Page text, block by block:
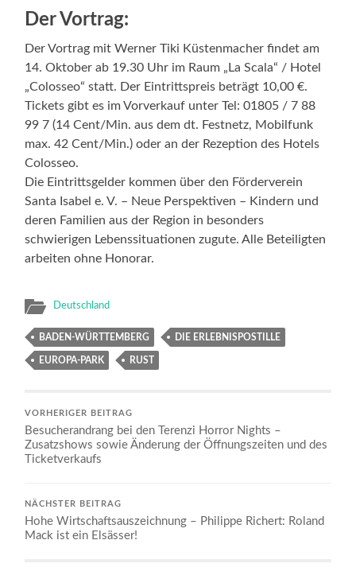
Der Vortrag:
Der Vortrag mit Werner Tiki Küstenmacher findet am
14. Oktober ab 19.30 Uhr im Raum „La Scala“ / Hotel
„Colosseo“ statt. Der Eintrittspreis beträgt 10,00 €.
Tickets gibt es im Vorverkauf unter Tel: 01805 / 7 88
99 7 (14 Cent/Min. aus dem dt. Festnetz, Mobilfunk
max. 42 Cent/Min.) oder an der Rezeption des Hotels
Colosseo.
Die Eintrittsgelder kommen über den Förderverein
Santa Isabel e. V. – Neue Perspektiven – Kindern und
deren Familien aus der Region in besonders
schwierigen Lebenssituationen zugute. Alle Beteiligten
arbeiten ohne Honorar.
Deutschland
BADEN-WÜRTTEMBERG DIE ERLEBNISPOSTILLE
EUROPA-PARK RUST
VORHERIGER BEITRAG
Besucherandrang bei den Terenzi Horror Nights –
Zusatzshows sowie Änderung der Öffnungszeiten und des
Ticketverkaufs
NÄCHSTER BEITRAG
Hohe Wirtschaftsauszeichnung – Philippe Richert: Roland
Mack ist ein Elsässer!